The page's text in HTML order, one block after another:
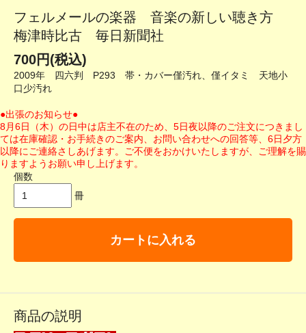
フェルメールの楽器 音楽の新しい聴き方
梅津時比古 毎日新聞社
700円(税込)
2009年 四六判 P293 帯・カバー僅汚れ、僅イタミ 天地小
口少汚れ
●出張のお知らせ●
8月6日（木）の日中は店主不在のため、5日夜以降のご注文につきまし
ては在庫確認・お手続きのご案内、お問い合わせへの回答等、6日夕方
以降にご連絡さしあげます。ご不便をおかけいたしますが、ご理解を賜
りますようお願い申し上げます。
個数
冊
カートに入れる
商品の説明